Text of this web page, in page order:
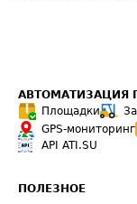
АВТОМАТИЗАЦИЯ
Площадки
GPS-мониторинг
API ATI.SU
ПОЛЕЗНОЕ